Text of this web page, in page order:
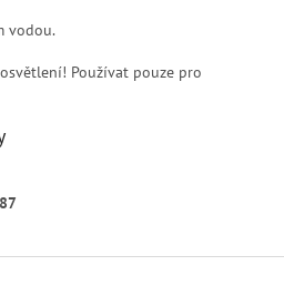
vodou.
Používat pouze pro